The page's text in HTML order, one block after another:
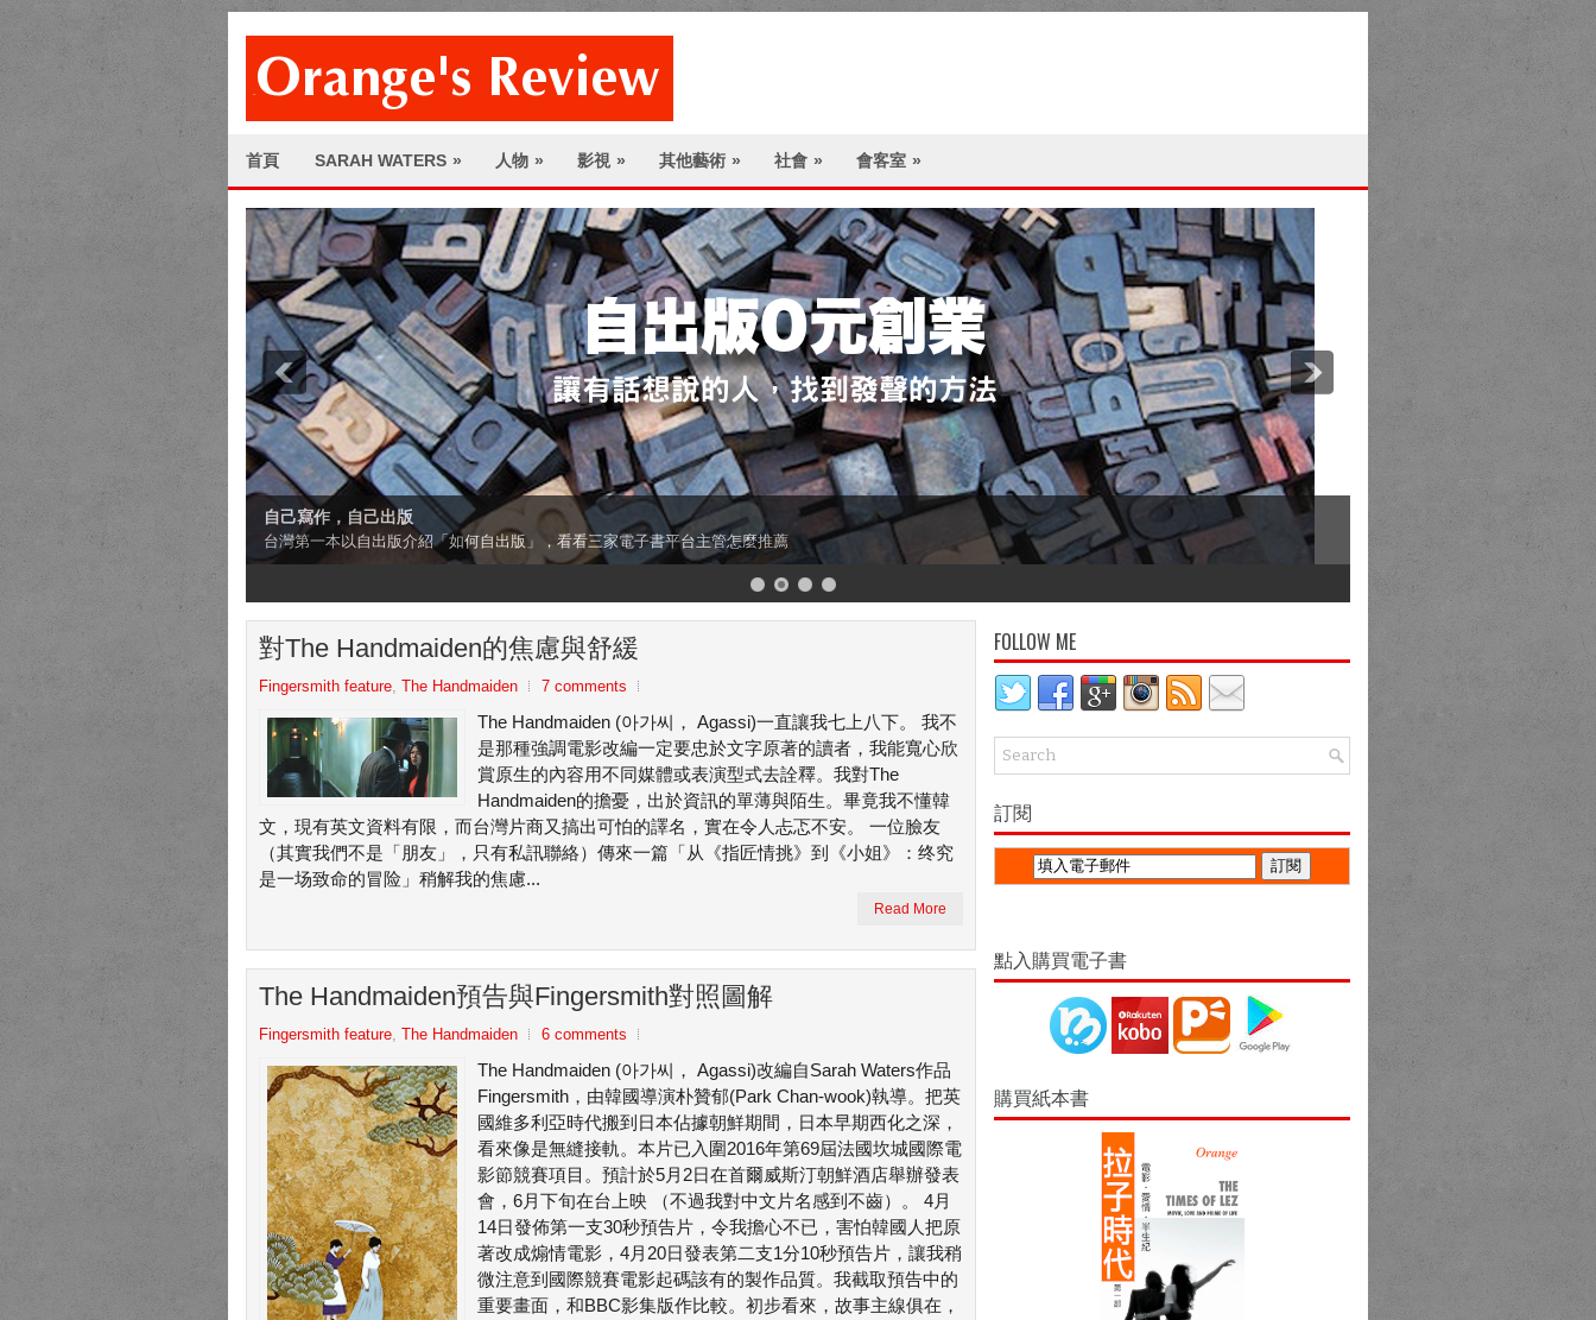
首頁 SARAH WATERS » 人物 » 影視 » 其他藝術 » 社會 » 會客室 »
自己寫作，自己出版
台灣第一本以自出版介紹「如何自出版」，看看三家電子書平台主管怎麼推薦
3
對The Handmaiden的焦慮與舒緩
Fingersmith feature, The Handmaiden 7 comments
The Handmaiden (아가씨， Agassi)一直讓我七上八下。 我不
是那種強調電影改編一定要忠於文字原著的讀者，我能寬心欣
賞原生的內容用不同媒體或表演型式去詮釋。我對The
Handmaiden的擔憂，出於資訊的單薄與陌生。畢竟我不懂韓
文，現有英文資料有限，而台灣片商又搞出可怕的譯名，實在令人忐忑不安。 一位臉友
（其實我們不是「朋友」，只有私訊聯絡）傳來一篇「从《指匠情挑》到《小姐》：终究
是一场致命的冒险」稍解我的焦慮...
Read More
The Handmaiden預告與Fingersmith對照圖解
Fingersmith feature, The Handmaiden 6 comments
The Handmaiden (아가씨， Agassi)改編自Sarah Waters作品
Fingersmith，由韓國導演朴贊郁(Park Chan-wook)執導。把英
國維多利亞時代搬到日本佔據朝鮮期間，日本早期西化之深，
看來像是無縫接軌。本片已入圍2016年第69屆法國坎城國際電
影節競賽項目。預計於5月2日在首爾威斯汀朝鮮酒店舉辦發表
會，6月下旬在台上映 （不過我對中文片名感到不齒）。 4月
14日發佈第一支30秒預告片，令我擔心不已，害怕韓國人把原
著改成煽情電影，4月20日發表第二支1分10秒預告片，讓我稍
微注意到國際競賽電影起碼該有的製作品質。我截取預告中的
重要畫面，和BBC影集版作比較。初步看來，故事主線俱在，
FOLLOW ME
訂閱
點入購買電子書
購買紙本書